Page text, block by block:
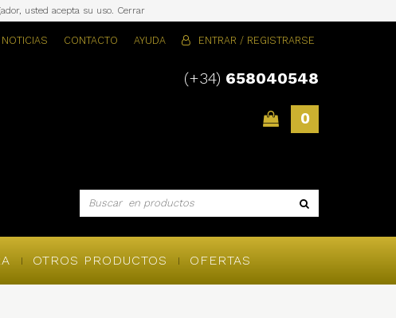
usted acepta su uso. Cerrar
ENTRAR / REGISTRARSE
NOTICIAS CONTACTO AYUDA
(+34) 658040548
0
OTROS PRODUCTOS OFERTAS